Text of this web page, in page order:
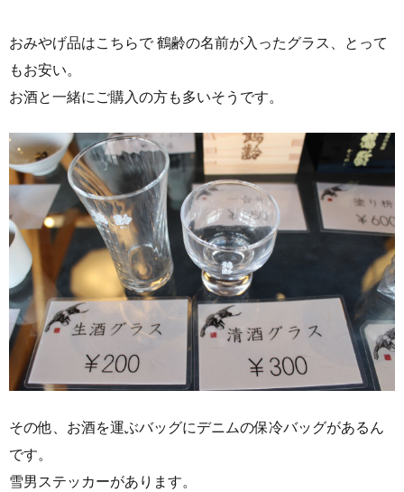
おみやげ品はこちらで 鶴齢の名前が入ったグラス、とって
もお安い。
お酒と一緒にご購入の方も多いそうです。
その他、お酒を運ぶバッグにデニムの保冷バッグがあるん
です。
雪男ステッカーがあります。